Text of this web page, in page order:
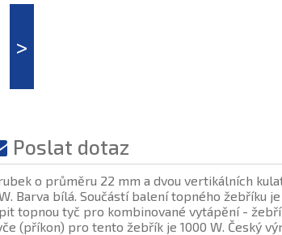
Poslat dotaz
o průměru 22 mm a dvou vertikálních
Barva bílá. Součástí balení topného žebříku
topnou tyč pro kombinované vytápění -
(příkon) pro tento žebřík je 1000 W. Český